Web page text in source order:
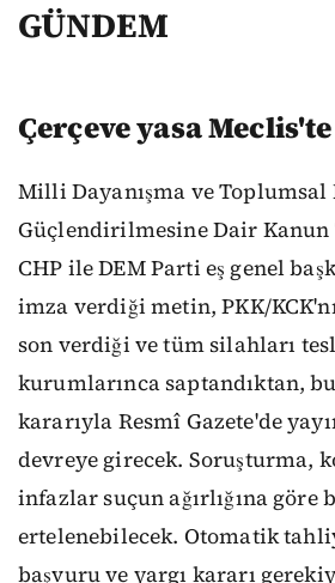
GÜNDEM
Çerçeve yasa Meclis'te
Milli Dayanışma ve
Güçlendirilmesine Dair Kanun
CHP ile DEM Parti eş genel
imza verdiği metin, PKK/
son verdiği ve tüm silahları
kurumlarınca saptandıktan,
kararıyla Resmî Gazete'de
devreye girecek. Soruşturma,
infazlar suçun ağırlığına göre
ertelenebilecek. Otomatik
başvuru ve yargı kararı